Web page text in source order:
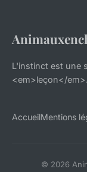
L'instinct est une
<em>leçon</em>.
AccueilMentions
© 2026